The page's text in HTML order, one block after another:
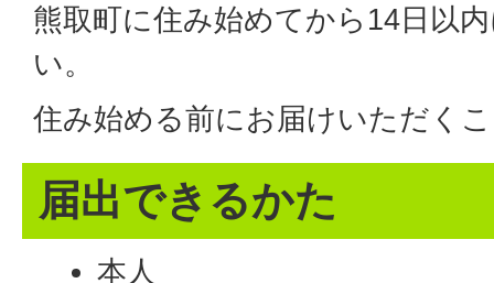
熊取町に住み始めてから14日以
い。
住み始める前にお届けいただく
届出できるかた
本人